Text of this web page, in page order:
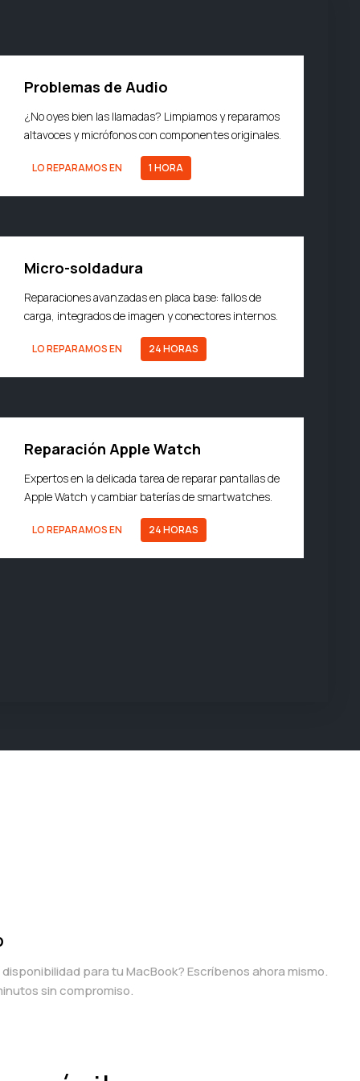
Problemas de Audio
¿No oyes bien las llamadas? Limpiamos y reparamos
altavoces y micrófonos con componentes originales.
LO REPARAMOS EN 1 HORA
Micro-soldadura
Reparaciones avanzadas en placa base: fallos de
carga, integrados de imagen y conectores internos.
LO REPARAMOS EN 24 HORAS
Reparación Apple Watch
Expertos en la delicada tarea de reparar pantallas de
Apple Watch y cambiar baterías de smartwatches.
LO REPARAMOS EN 24 HORAS
para tu MacBook? Escríbenos ahora mismo.
sin compromiso.